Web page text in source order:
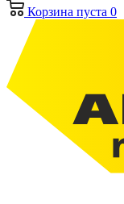
Корзина пуста 0